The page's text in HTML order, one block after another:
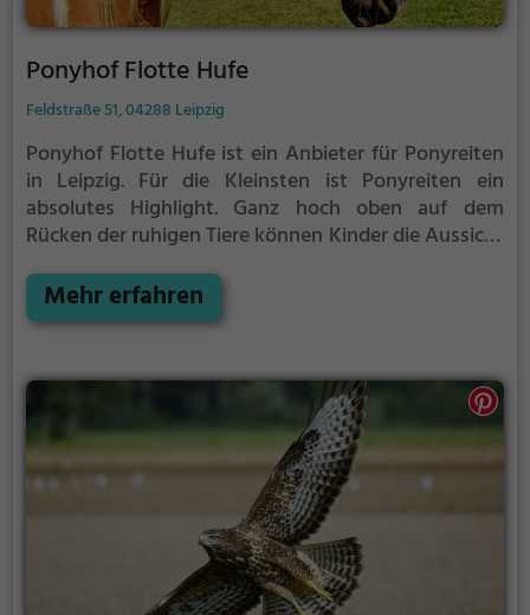
Ponyhof Flotte Hufe
Feldstraße 51, 04288 Leipzig
Ponyhof Flotte Hufe ist ein Anbieter für Ponyreiten
in Leipzig. Für die Kleinsten ist Ponyreiten ein
absolutes Highlight. Ganz hoch oben auf dem
Rücken der ruhigen Tiere können Kinder die Aussicht
Leipzig reiten.
Mehr erfahren